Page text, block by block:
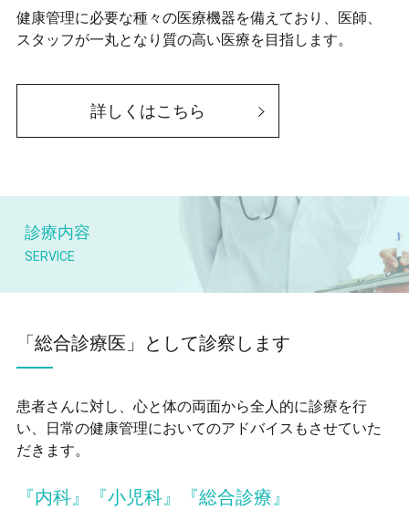
健康管理に必要な種々の医療機器を備えており、医師、
スタッフが一丸となり質の高い医療を目指します。
詳しくはこちら
診療内容
「総合診療医」として診察します
患者さんに対し、心と体の両面から全人的に診療を行
い、日常の健康管理においてのアドバイスもさせていた
だきます。
『内科』『小児科』『総合診療』